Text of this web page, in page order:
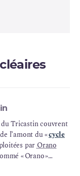
du Tricastin couvrent
l’amont du «cycle
parOrano
« Orano »